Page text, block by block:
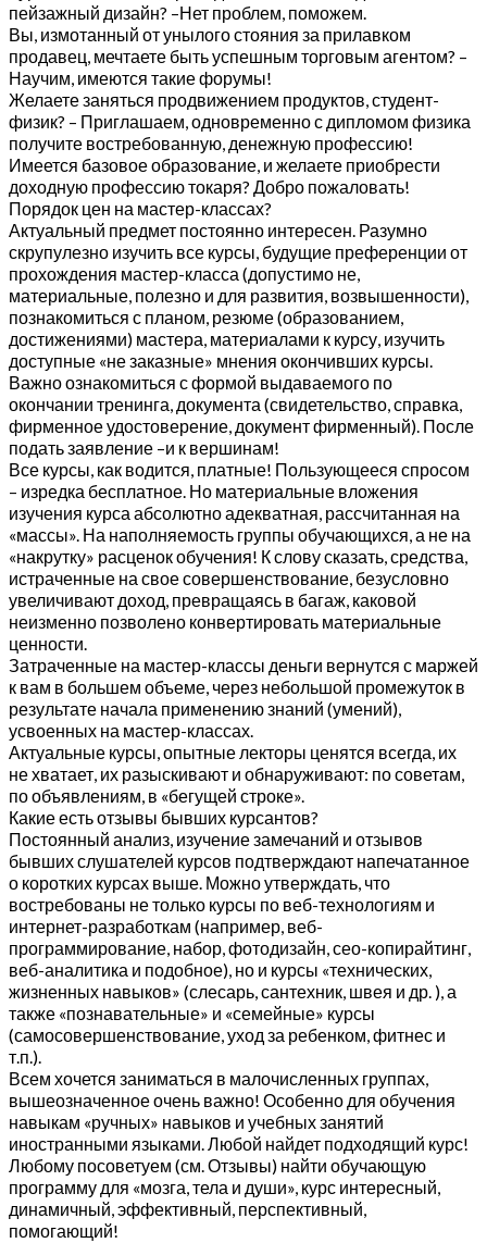
пейзажный дизайн? –Нет проблем, поможем.
Вы, измотанный от унылого стояния за прилавком
продавец, мечтаете быть успешным торговым агентом? –
Научим, имеются такие форумы!
Желаете заняться продвижением продуктов, студент-
физик? – Приглашаем, одновременно с дипломом физика
получите востребованную, денежную профессию!
Имеется базовое образование, и желаете приобрести
доходную профессию токаря? Добро пожаловать!
Порядок цен на мастер-классах?
Актуальный предмет постоянно интересен. Разумно
скрупулезно изучить все курсы, будущие преференции от
прохождения мастер-класса (допустимо не,
материальные, полезно и для развития, возвышенности),
познакомиться с планом, резюме (образованием,
достижениями) мастера, материалами к курсу, изучить
доступные «не заказные» мнения окончивших курсы.
Важно ознакомиться с формой выдаваемого по
окончании тренинга, документа (свидетельство, справка,
фирменное удостоверение, документ фирменный). После
подать заявление –и к вершинам!
Все курсы, как водится, платные! Пользующееся спросом
– изредка бесплатное. Но материальные вложения
изучения курса абсолютно адекватная, рассчитанная на
«массы». На наполняемость группы обучающихся, а не на
«накрутку» расценок обучения! К слову сказать, средства,
истраченные на свое совершенствование, безусловно
увеличивают доход, превращаясь в багаж, каковой
неизменно позволено конвертировать материальные
ценности.
Затраченные на мастер-классы деньги вернутся с маржей
к вам в большем объеме, через небольшой промежуток в
результате начала применению знаний (умений),
усвоенных на мастер-классах.
Актуальные курсы, опытные лекторы ценятся всегда, их
не хватает, их разыскивают и обнаруживают: по советам,
по объявлениям, в «бегущей строке».
Какие есть отзывы бывших курсантов?
Постоянный анализ, изучение замечаний и отзывов
бывших слушателей курсов подтверждают напечатанное
о коротких курсах выше. Можно утверждать, что
востребованы не только курсы по веб-технологиям и
интернет-разработкам (например, веб-
программирование, набор, фотодизайн, сео-копирайтинг,
веб-аналитика и подобное), но и курсы «технических,
жизненных навыков» (слесарь, сантехник, швея и др. ), а
также «познавательные» и «семейные» курсы
(самосовершенствование, уход за ребенком, фитнес и
т.п.).
Всем хочется заниматься в малочисленных группах,
вышеозначенное очень важно! Особенно для обучения
навыкам «ручных» навыков и учебных занятий
иностранными языками. Любой найдет подходящий курс!
Любому посоветуем (см. Отзывы) найти обучающую
программу для «мозга, тела и души», курс интересный,
динамичный, эффективный, перспективный,
помогающий!